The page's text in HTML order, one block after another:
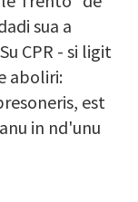
sua a
CPR - si ligit
aboliri:
est
in nd'unu